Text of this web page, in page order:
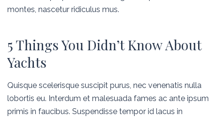
montes, nascetur ridiculus mus.
5 Things You Didn’t Know About
Yachts
Quisque scelerisque suscipit purus, nec venenatis nulla
lobortis eu. Interdum et malesuada fames ac ante ipsum
primis in faucibus. Suspendisse tempor id lacus in